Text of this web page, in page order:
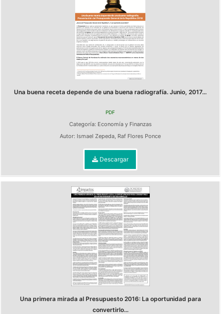
Una buena receta depende de una buena radiografía. Junio, 2017...
PDF
Categoría: Economía y Finanzas
Autor: Ismael Zepeda, Raf Flores Ponce
Descargar
Una primera mirada al Presupuesto 2016: La oportunidad para
convertirlo...